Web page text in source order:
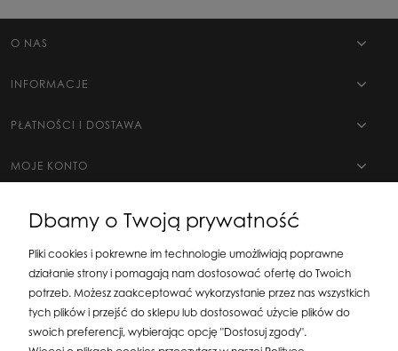
O NAS
INFORMACJE
PŁATNOŚCI I DOSTAWA
MOJE KONTO
Silit Group Maciej Suska | ul. Astronomów 16, 80-299 Gdańsk, woj. pomorskie
Dbamy o Twoją prywatność
Pliki cookies i pokrewne im technologie umożliwiają poprawne
działanie strony i pomagają nam dostosować ofertę do Twoich
potrzeb. Możesz zaakceptować wykorzystanie przez nas wszystkich
tych plików i przejść do sklepu lub dostosować użycie plików do
swoich preferencji, wybierając opcję "Dostosuj zgody".